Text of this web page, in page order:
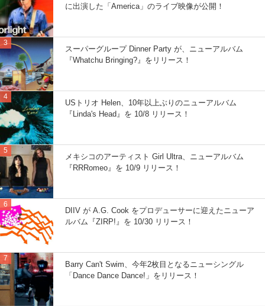
に出演した「America」のライブ映像が公開！
スーパーグループ Dinner Party が、ニューアルバム
『Whatchu Bringing?』をリリース！
USトリオ Helen、10年以上ぶりのニューアルバム
『Linda's Head』を 10/8 リリース！
メキシコのアーティスト Girl Ultra、ニューアルバム
『RRRomeo』を 10/9 リリース！
DIIV が A.G. Cook をプロデューサーに迎えたニューア
ルバム『ZIRP!』を 10/30 リリース！
Barry Can't Swim、今年2枚目となるニューシングル
「Dance Dance Dance!」をリリース！